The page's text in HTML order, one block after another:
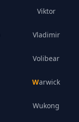
Viktor
Vladimir
Volibear
Warwick
Wukong